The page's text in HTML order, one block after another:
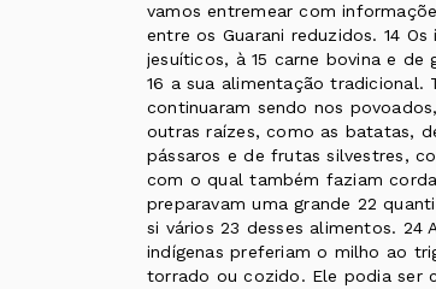
vamos entremear com
entre os Guarani reduzidos. 14
jesuíticos, à 15 carne bovina e
16 a sua alimentação tradicional.
continuaram sendo nos
outras raízes, como as batatas,
pássaros e de frutas silvestres,
com o qual também faziam
preparavam uma grande 22
si vários 23 desses alimentos. 24
indígenas preferiam o milho ao
torrado ou cozido. Ele podia ser